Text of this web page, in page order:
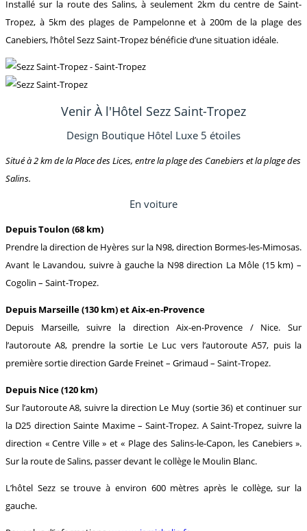
Installé sur la route des Salins, à seulement 2km du centre de Saint-
Tropez, à 5km des plages de Pampelonne et à 200m de la plage des
Canebiers, l’hôtel Sezz Saint-Tropez bénéficie d’une situation idéale.
Venir À l'Hôtel Sezz Saint-Tropez
Design Boutique Hôtel Luxe 5 étoiles
Situé à 2 km de la Place des Lices, entre la plage des Canebiers et la plage des
Salins.
En voiture
Depuis Toulon (68 km)
Prendre la direction de Hyères sur la N98, direction Bormes-les-Mimosas.
Avant le Lavandou, suivre à gauche la N98 direction La Môle (15 km) –
Cogolin – Saint-Tropez.
Depuis Marseille (130 km) et Aix-en-Provence
Depuis Marseille, suivre la direction Aix-en-Provence / Nice. Sur
l’autoroute A8, prendre la sortie Le Luc vers l’autoroute A57, puis la
première sortie direction Garde Freinet – Grimaud – Saint-Tropez.
Depuis Nice (120 km)
Sur l’autoroute A8, suivre la direction Le Muy (sortie 36) et continuer sur
la D25 direction Sainte Maxime – Saint-Tropez. A Saint-Tropez, suivre la
direction « Centre Ville » et « Plage des Salins-le-Capon, les Canebiers ».
Sur la route de Salins, passer devant le collège le Moulin Blanc.
L’hôtel Sezz se trouve à environ 600 mètres après le collège, sur la
gauche.